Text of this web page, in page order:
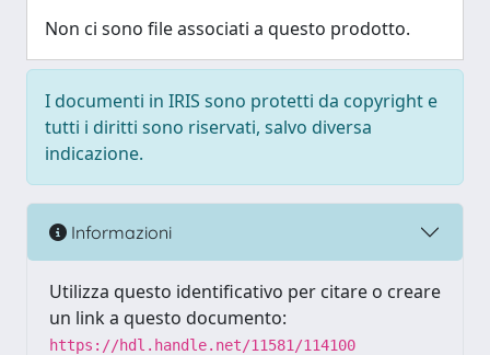
Non ci sono file associati a questo prodotto.
I documenti in IRIS sono protetti da copyright e
tutti i diritti sono riservati, salvo diversa
indicazione.
Informazioni
Utilizza questo identificativo per citare o creare
un link a questo documento:
https://hdl.handle.net/11581/114100